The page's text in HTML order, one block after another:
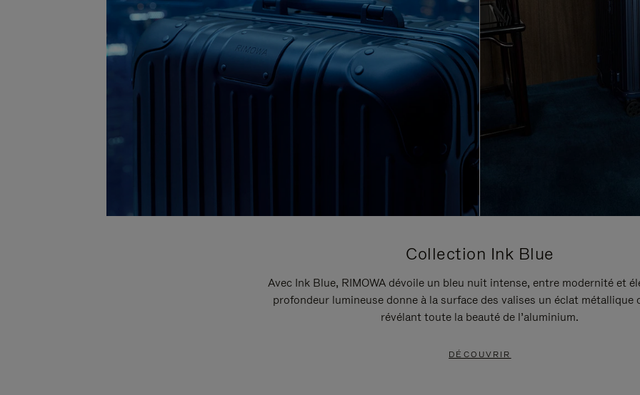
Collection Ink Blue
Avec Ink Blue, RIMOWA dévoile un bleu nuit intense, entre modernité et
profondeur lumineuse donne à la surface des valises un éclat métallique
révélant toute la beauté de l’aluminium.
DÉCOUVRIR